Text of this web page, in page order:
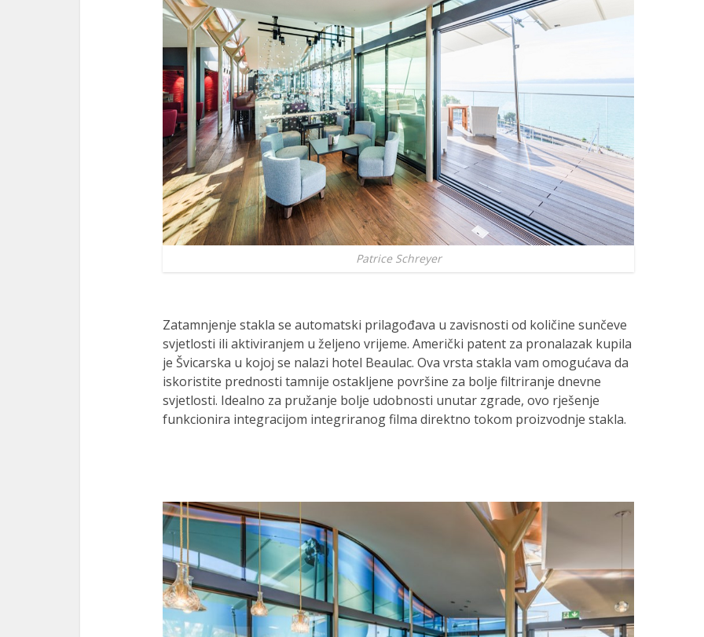
Patrice Schreyer
Zatamnjenje stakla se automatski prilagođava u zavisnosti od količine sunčeve
svjetlosti ili aktiviranjem u željeno vrijeme. Američki patent za pronalazak kupila
je Švicarska u kojoj se nalazi hotel Beaulac. Ova vrsta stakla vam omogućava da
iskoristite prednosti tamnije ostakljene površine za bolje filtriranje dnevne
svjetlosti. Idealno za pružanje bolje udobnosti unutar zgrade, ovo rješenje
funkcionira integracijom integriranog filma direktno tokom proizvodnje stakla.